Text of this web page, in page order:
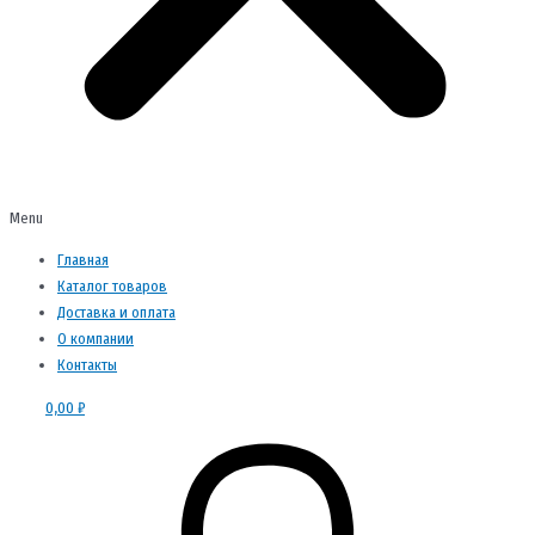
Menu
Главная
Каталог товаров
Доставка и оплата
О компании
Контакты
0,00 ₽